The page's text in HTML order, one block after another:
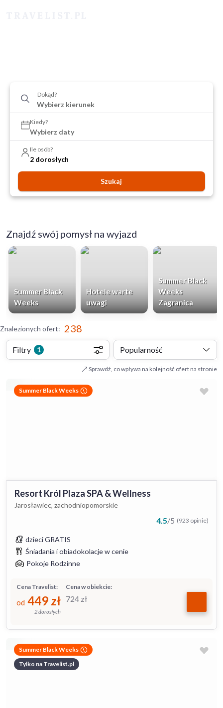
Dokąd?
Kiedy?
Wybierz daty
Ile osób?
2 dorosłych
Szukaj
Znajdź swój pomysł na wyjazd
Summer Black
Weeks
Hotele warte
uwagi
Summer Black
Weeks
Zagranica
Znalezionych ofert: 238
Filtry 1 Popularność
Sprawdź, co wpływa na kolejność ofert na stronie
Summer Black Weeks
Resort Król Plaza SPA & Wellness
Jarosławiec, zachodniopomorskie
4.5/5 (923 opinie)
dzieci GRATIS
Śniadania i obiadokolacje w cenie
Pokoje Rodzinne
Cena w obiekcie:
724 zł
Cena Travelist:
od 449 zł
2 dorosłych
Summer Black Weeks
Tylko na Travelist.pl